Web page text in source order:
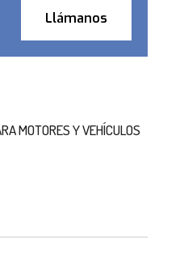
Llámanos
MOTORES Y VEHÍCULOS